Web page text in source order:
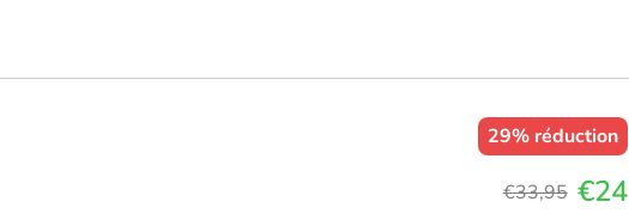
29% réduction
€33,95 €24